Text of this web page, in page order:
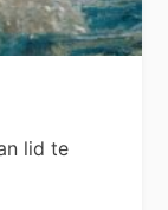
lid te